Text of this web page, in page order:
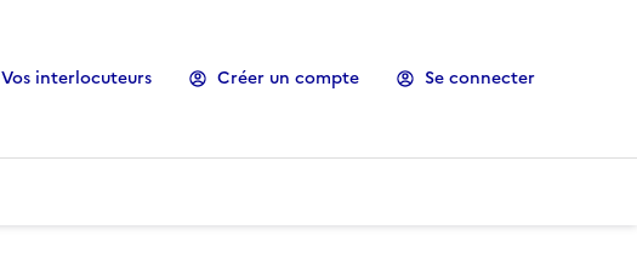
Vos interlocuteurs Créer un compte Se connecter